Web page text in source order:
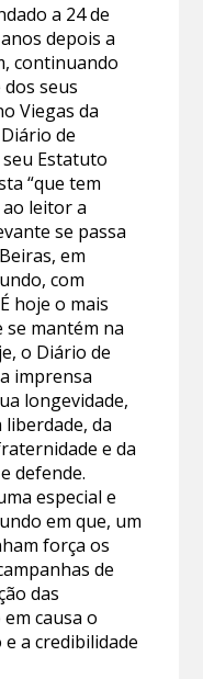
a 24 de
depois a
continuando
seus
Viegas da
de
Estatuto
“que tem
leitor a
se passa
em
com
hoje o mais
mantém na
o Diário de
imprensa
longevidade,
da
e da
defende.
especial e
em que, um
força os
de
das
causa o
a credibilidade